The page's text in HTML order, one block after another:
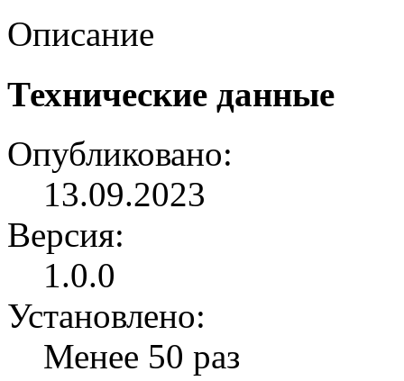
Описание
Технические данные
Опубликовано:
13.09.2023
Версия:
1.0.0
Установлено:
Менее 50 раз